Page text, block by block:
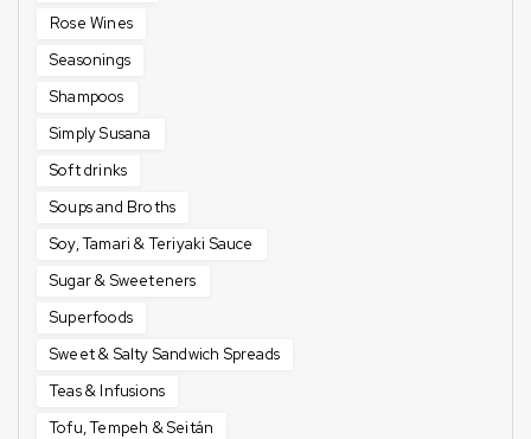
Rose Wines
Seasonings
Shampoos
Simply Susana
Soft drinks
Soups and Broths
Soy, Tamari & Teriyaki Sauce
Sugar & Sweeteners
Superfoods
Sweet & Salty Sandwich Spreads
Teas & Infusions
Tofu, Tempeh & Seitán